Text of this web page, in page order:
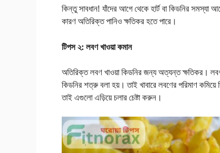
কিন্তু সাবধান! যাঁদের আগে থেকে হার্ট বা কিডনির সমস্যা
কারণ অতিরিক্ত পানিও ক্ষতিকর হতে পারে।
টিপস ২: লবণ খাওয়া কমান
অতিরিক্ত লবণ খাওয়া কিডনির জন্য অত্যন্ত ক্ষতিকর।
কিডনির শত্রু বলা হয়। তাই খাবারে লবণের পরিমাণ
তাই এগুলো এড়িয়ে চলার চেষ্টা করুন।